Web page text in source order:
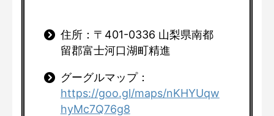
住所：〒401-0336 山梨県南都
留郡富士河口湖町精進
グーグルマップ：
https://goo.gl/maps/nKHYUqw
hyMc7Q76g8